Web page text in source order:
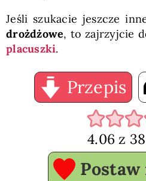
Jeśli szukacie jeszcze
drożdżowe, to zajrzyjcie
placuszki.
Przepis
4.06 z 38